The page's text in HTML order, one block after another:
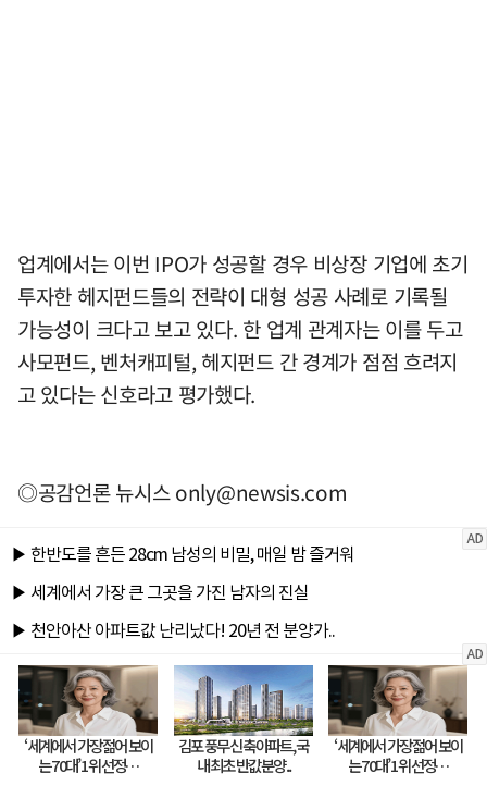
업계에서는 이번 IPO가 성공할 경우 비상장 기업에 초기
투자한 헤지펀드들의 전략이 대형 성공 사례로 기록될
가능성이 크다고 보고 있다. 한 업계 관계자는 이를 두고
사모펀드, 벤처캐피털, 헤지펀드 간 경계가 점점 흐려지
고 있다는 신호라고 평가했다.
◎공감언론 뉴시스only@newsis.com